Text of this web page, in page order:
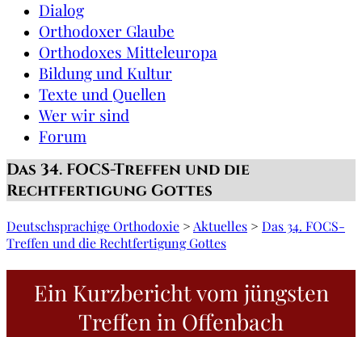
Dialog
Orthodoxer Glaube
Orthodoxes Mitteleuropa
Bildung und Kultur
Texte und Quellen
Wer wir sind
Forum
Das 34. FOCS-Treffen und die
Rechtfertigung Gottes
Deutschsprachige Orthodoxie > Aktuelles > Das 34. FOCS-
Treffen und die Rechtfertigung Gottes
Ein Kurzbericht vom jüngsten
Treffen in Offenbach